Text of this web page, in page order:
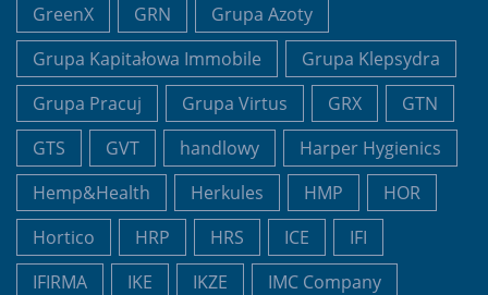
GreenX
GRN
Grupa Azoty
Grupa Kapitałowa Immobile
Grupa Klepsydra
Grupa Pracuj
Grupa Virtus GRX
GTN
GTS
GVT handlowy
Harper Hygienics
Hemp&Health
Herkules HMP
HOR
Hortico
HRP HRS ICE
IFI
IFIRMA
IKE IKZE
IMC Company